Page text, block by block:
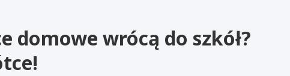
domowe wrócą do szkół?